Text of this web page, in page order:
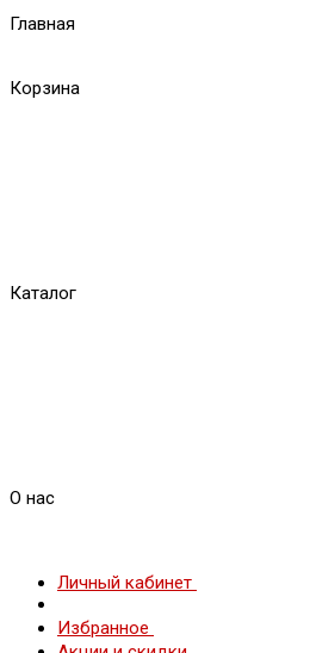
Главная
Корзина
Каталог
О нас
Личный кабинет
Избранное